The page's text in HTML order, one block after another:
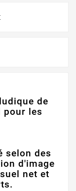
de
pour les
selon des
d'image
net et
.